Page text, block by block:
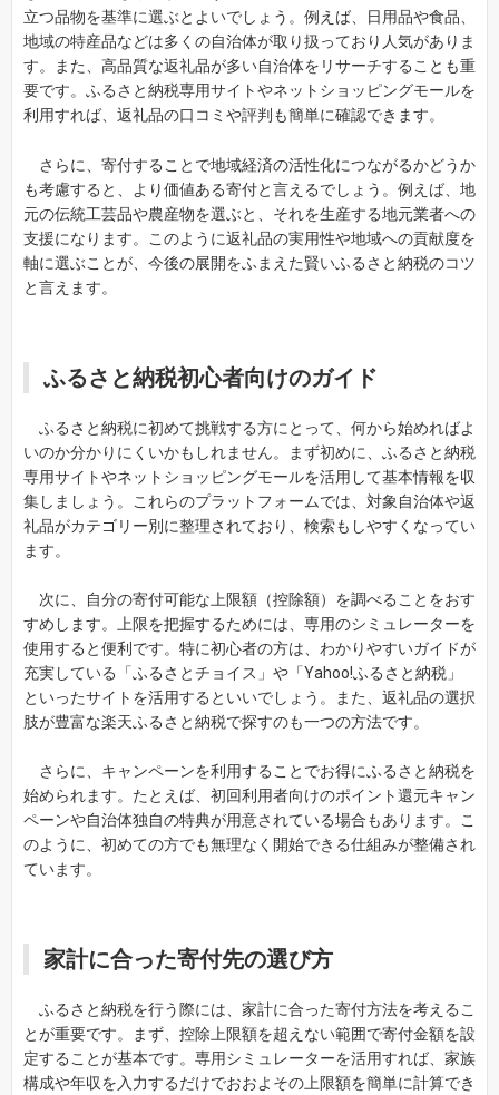
立つ品物を基準に選ぶとよいでしょう。例えば、日用品や食品、
地域の特産品などは多くの自治体が取り扱っており人気がありま
す。また、高品質な返礼品が多い自治体をリサーチすることも重
要です。ふるさと納税専用サイトやネットショッピングモールを
利用すれば、返礼品の口コミや評判も簡単に確認できます。
さらに、寄付することで地域経済の活性化につながるかどうか
も考慮すると、より価値ある寄付と言えるでしょう。例えば、地
元の伝統工芸品や農産物を選ぶと、それを生産する地元業者への
支援になります。このように返礼品の実用性や地域への貢献度を
軸に選ぶことが、今後の展開をふまえた賢いふるさと納税のコツ
と言えます。
ふるさと納税初心者向けのガイド
ふるさと納税に初めて挑戦する方にとって、何から始めればよ
いのか分かりにくいかもしれません。まず初めに、ふるさと納税
専用サイトやネットショッピングモールを活用して基本情報を収
集しましょう。これらのプラットフォームでは、対象自治体や返
礼品がカテゴリー別に整理されており、検索もしやすくなってい
ます。
次に、自分の寄付可能な上限額（控除額）を調べることをおす
すめします。上限を把握するためには、専用のシミュレーターを
使用すると便利です。特に初心者の方は、わかりやすいガイドが
充実している「ふるさとチョイス」や「Yahoo!ふるさと納税」
といったサイトを活用するといいでしょう。また、返礼品の選択
肢が豊富な楽天ふるさと納税で探すのも一つの方法です。
さらに、キャンペーンを利用することでお得にふるさと納税を
始められます。たとえば、初回利用者向けのポイント還元キャン
ペーンや自治体独自の特典が用意されている場合もあります。こ
のように、初めての方でも無理なく開始できる仕組みが整備され
ています。
家計に合った寄付先の選び方
ふるさと納税を行う際には、家計に合った寄付方法を考えるこ
とが重要です。まず、控除上限額を超えない範囲で寄付金額を設
定することが基本です。専用シミュレーターを活用すれば、家族
構成や年収を入力するだけでおおよその上限額を簡単に計算でき